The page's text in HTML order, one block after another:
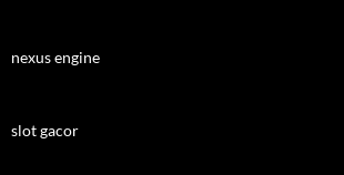
nexus engine
slot gacor